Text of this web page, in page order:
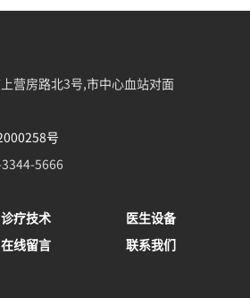
营房路北3号,市中心血站对面
号
5666
诊疗技术
医生设备
在线留言
联系我们